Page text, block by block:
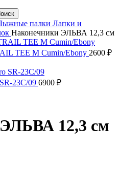
палки Лапки и
Наконечники ЭЛЬВА 12,3 см
TEE M Cumin/Ebony 2600 ₽
23C/09 6900 ₽
12,3 см